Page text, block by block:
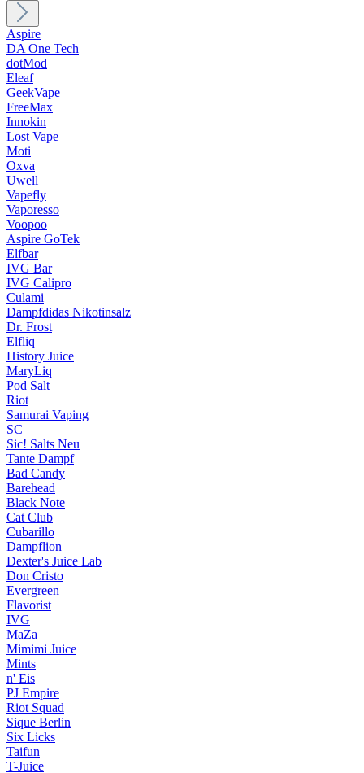
Aspire
DA One Tech
dotMod
Eleaf
GeekVape
FreeMax
Innokin
Lost Vape
Moti
Oxva
Uwell
Vapefly
Vaporesso
Voopoo
Aspire GoTek
Elfbar
IVG Bar
IVG Calipro
Culami
Dampfdidas Nikotinsalz
Dr. Frost
Elfliq
History Juice
MaryLiq
Pod Salt
Riot
Samurai Vaping
SC
Sic! Salts Neu
Tante Dampf
Bad Candy
Barehead
Black Note
Cat Club
Cubarillo
Dampflion
Dexter's Juice Lab
Don Cristo
Evergreen
Flavorist
IVG
MaZa
Mimimi Juice
Mints
n' Eis
PJ Empire
Riot Squad
Sique Berlin
Six Licks
Taifun
T-Juice